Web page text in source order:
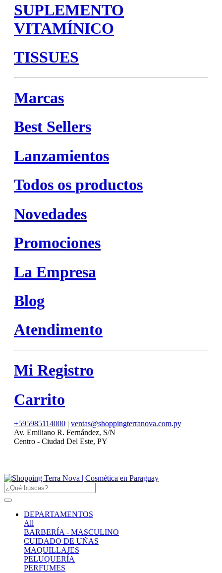
SUPLEMENTO
VITAMÍNICO
TISSUES
Marcas
Best Sellers
Lanzamientos
Todos os productos
Novedades
Promociones
La Empresa
Blog
Atendimento
Mi Registro
Carrito
+595985114000 | ventas@shoppingterranova.com.py
Av. Emiliano R. Fernández, S/N
Centro - Ciudad Del Este, PY
DEPARTAMENTOS
All
BARBERÍA - MASCULINO
CUIDADO DE UÑAS
MAQUILLAJES
PELUQUERÍA
PERFUMES